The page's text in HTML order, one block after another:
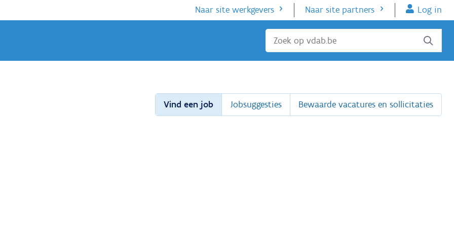
Naar site werkgevers Naar site partners Log in
Sluiten
Vind een job Jobsuggesties Bewaarde vacatures en sollicitaties